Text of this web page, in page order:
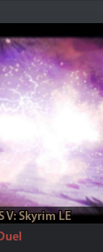
V: Skyrim LE